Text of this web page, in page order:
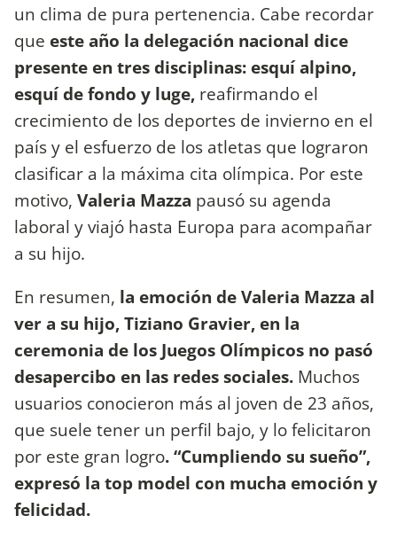
un clima de pura pertenencia. Cabe recordar
que este año la delegación nacional dice
presente en tres disciplinas: esquí alpino,
esquí de fondo y luge, reafirmando el
crecimiento de los deportes de invierno en el
país y el esfuerzo de los atletas que lograron
clasificar a la máxima cita olímpica. Por este
motivo, Valeria Mazza pausó su agenda
laboral y viajó hasta Europa para acompañar
a su hijo.
En resumen, la emoción de Valeria Mazza al
ver a su hijo, Tiziano Gravier, en la
ceremonia de los Juegos Olímpicos no pasó
desapercibo en las redes sociales. Muchos
usuarios conocieron más al joven de 23 años,
que suele tener un perfil bajo, y lo felicitaron
por este gran logro. “Cumpliendo su sueño”,
expresó la top model con mucha emoción y
felicidad.